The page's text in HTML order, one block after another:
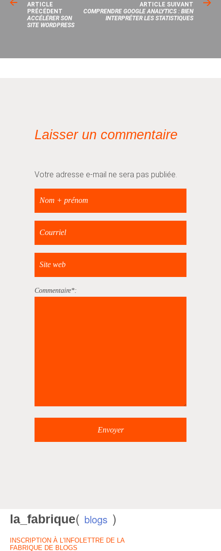
ARTICLE
PRÉCÉDENT
ACCÉLÉRER SON
SITE WORDPRESS
ARTICLE SUIVANT
COMPRENDRE GOOGLE ANALYTICS : BIEN
INTERPRÉTER LES STATISTIQUES
Laisser un commentaire
Votre adresse e-mail ne sera pas publiée.
Commentaire
la_fabrique( blogs )
INSCRIPTION À L'INFOLETTRE DE LA
FABRIQUE DE BLOGS